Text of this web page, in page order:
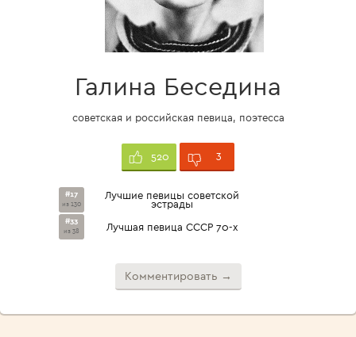
Галина Беседина
советская и российская певица, поэтесса
520 3
#17
из 130
Лучшие певицы советской
эстрады
#33
из 38 Лучшая певица СССР 70-х
Комментировать →